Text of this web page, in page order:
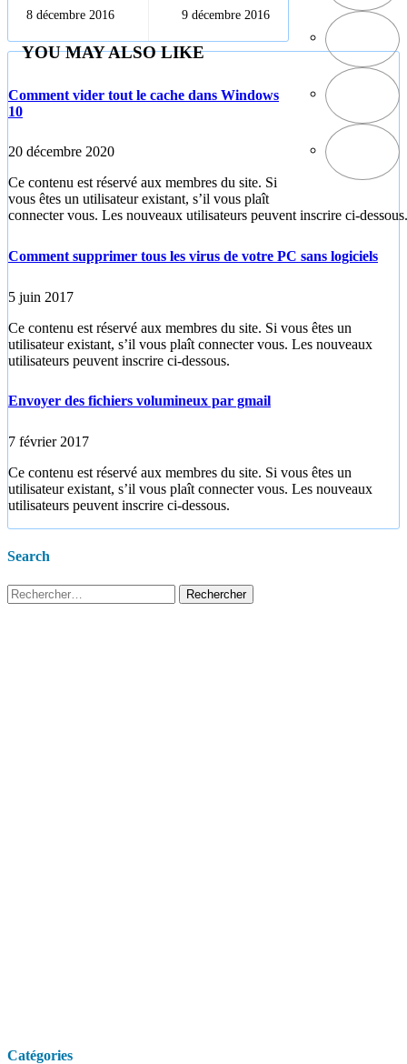
d'un thème
wordpress
8 décembre 2016
d'enregistrements
9 décembre 2016
YOU MAY ALSO LIKE
Comment vider tout le cache dans Windows
10
20 décembre 2020
Ce contenu est réservé aux membres du site. Si
vous êtes un utilisateur existant, s’il vous plaît
connecter vous. Les nouveaux utilisateurs peuvent inscrire ci-dessous.
Comment supprimer tous les virus de votre PC sans logiciels
5 juin 2017
Ce contenu est réservé aux membres du site. Si vous êtes un
utilisateur existant, s’il vous plaît connecter vous. Les nouveaux
utilisateurs peuvent inscrire ci-dessous.
Envoyer des fichiers volumineux par gmail
7 février 2017
Ce contenu est réservé aux membres du site. Si vous êtes un
utilisateur existant, s’il vous plaît connecter vous. Les nouveaux
utilisateurs peuvent inscrire ci-dessous.
Search
Rechercher :
Catégories